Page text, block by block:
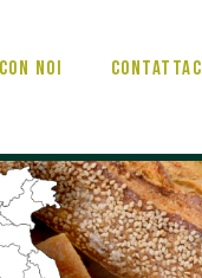
noi Contattaci